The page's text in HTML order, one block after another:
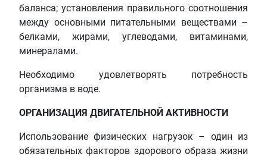
баланса; установления правильного соотношения
между основными питательными веществами –
белками, жирами, углеводами, витаминами,
минералами.
Необходимо удовлетворять потребность
организма в воде.
ОРГАНИЗАЦИЯ ДВИГАТЕЛЬНОЙ АКТИВНОСТИ
Использование физических нагрузок – один из
обязательных факторов здорового образа жизни